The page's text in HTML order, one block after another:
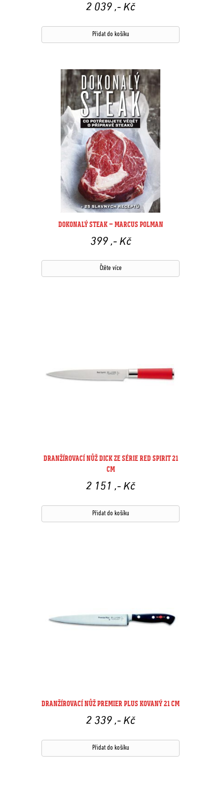
2 039 ,- Kč
Přidat do košíku
DOKONALÝ STEAK – MARCUS POLMAN
399 ,- Kč
Čtěte více
DRANŽÍROVACÍ NŮŽ DICK ZE SÉRIE RED SPIRIT 21
CM
2 151 ,- Kč
Přidat do košíku
DRANŽÍROVACÍ NŮŽ PREMIER PLUS KOVANÝ 21 CM
2 339 ,- Kč
Přidat do košíku